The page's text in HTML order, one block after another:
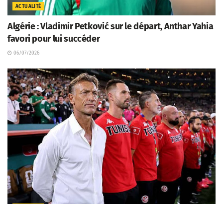
ACTUALITÉ
Algérie : Vladimir Petković sur le départ, Anthar Yahia
favori pour lui succéder
06/07/2026